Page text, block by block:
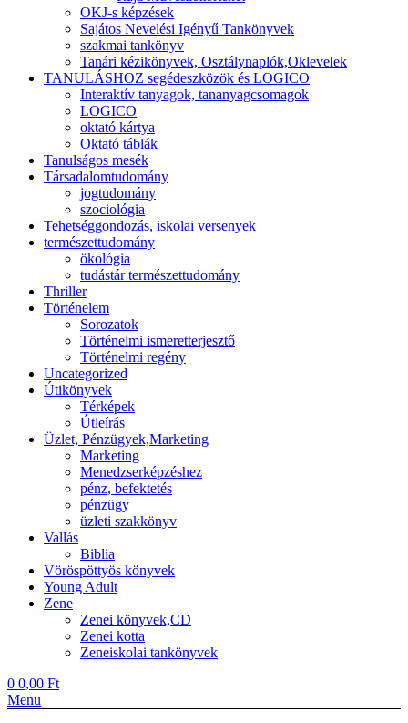
OKJ-s képzések
Sajátos Nevelési Igényű Tankönyvek
szakmai tankönyv
Tanári kézikönyvek, Osztálynaplók,Oklevelek
TANULÁSHOZ segédeszközök és LOGICO
Interaktív tanyagok, tananyagcsomagok
LOGICO
oktató kártya
Oktató táblák
Tanulságos mesék
Társadalomtudomány
jogtudomány
szociológia
Tehetséggondozás, iskolai versenyek
természettudomány
ökológia
tudástár természettudomány
Thriller
Történelem
Sorozatok
Történelmi ismeretterjesztő
Történelmi regény
Uncategorized
Útikönyvek
Térképek
Útleírás
Üzlet, Pénzügyek,Marketing
Marketing
Menedzserképzéshez
pénz, befektetés
pénzügy
üzleti szakkönyv
Vallás
Biblia
Vöröspöttyös könyvek
Young Adult
Zene
Zenei könyvek,CD
Zenei kotta
Zeneiskolai tankönyvek
0 0,00 Ft
Menu